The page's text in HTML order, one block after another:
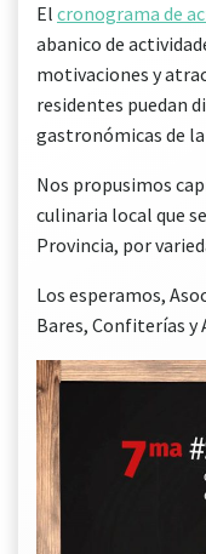
El cronograma de
abanico de
motivaciones y
residentes puedan
gastronómicas de la
Nos propusimos
culinaria local que
Provincia, por
Los esperamos,
Bares, Confiterías y